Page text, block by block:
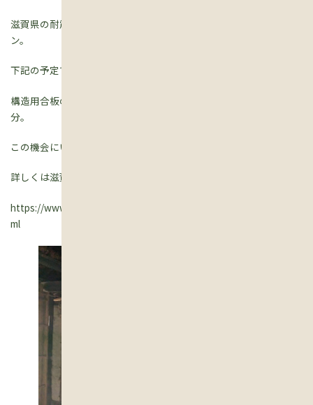
滋賀県の耐震補助金を頂き 施工している茅葺の家リノベーショ
ン。
下記の予定で見学会を行います。
構造用合板の施工中の現場なのでナカナカ見ることができない部
分。
この機会にいかがですか？
詳しくは滋賀県のホームページかまたは下記をご参考に。
https://www.pref.shiga.lg.jp/ippan/kendoseibi/zyuutaku/19326.ht
ml